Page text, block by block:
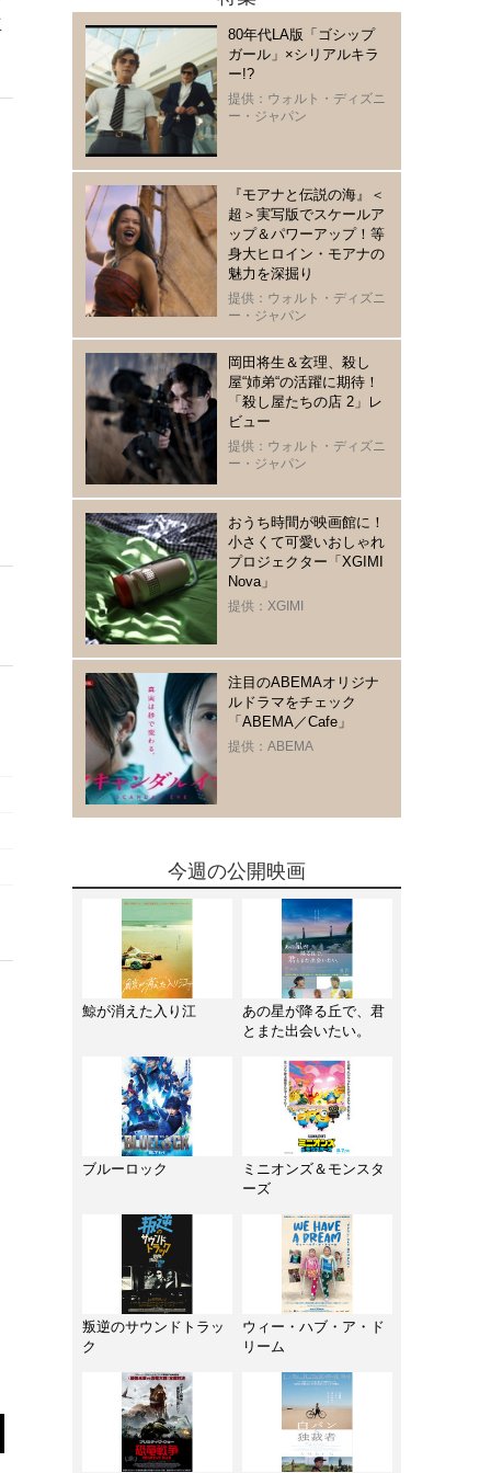
80年代LA版「ゴシップ
ガール」×シリアルキラ
ー!?
提供：ウォルト・ディズニ
ー・ジャパン
『モアナと伝説の海』＜
超＞実写版でスケールア
ップ＆パワーアップ！等
身大ヒロイン・モアナの
魅力を深掘り
提供：ウォルト・ディズニ
ー・ジャパン
岡田将生＆玄理、殺し
屋“姉弟“の活躍に期待！
「殺し屋たちの店 2」レ
ビュー
提供：ウォルト・ディズニ
ー・ジャパン
おうち時間が映画館に！
小さくて可愛いおしゃれ
プロジェクター「XGIMI
Nova」
提供：XGIMI
注目のABEMAオリジナ
ルドラマをチェック
「ABEMA／Cafe」
提供：ABEMA
今週の公開映画
鯨が消えた入り江
あの星が降る丘で、君
とまた出会いたい。
ブルーロック
ミニオンズ＆モンスタ
ーズ
叛逆のサウンドトラッ
ク
ウィー・ハブ・ア・ド
リーム